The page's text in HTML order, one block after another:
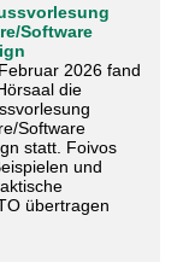
Software
2026 fand
die
Software
statt. Foivos
und
übertragen